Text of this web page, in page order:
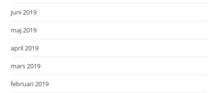
juni 2019
maj 2019
april 2019
mars 2019
februari 2019